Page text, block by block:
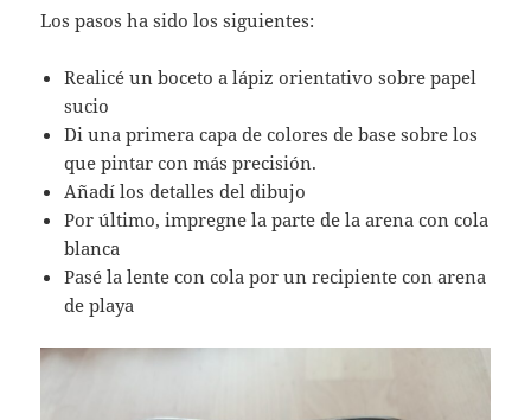
Los pasos ha sido los siguientes:
Realicé un boceto a lápiz orientativo sobre papel
sucio
Di una primera capa de colores de base sobre los
que pintar con más precisión.
Añadí los detalles del dibujo
Por último, impregne la parte de la arena con cola
blanca
Pasé la lente con cola por un recipiente con arena
de playa